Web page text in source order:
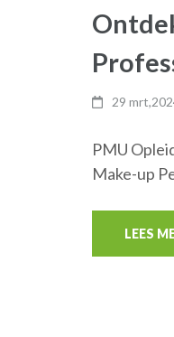
29
PMU
Make-up
LEES